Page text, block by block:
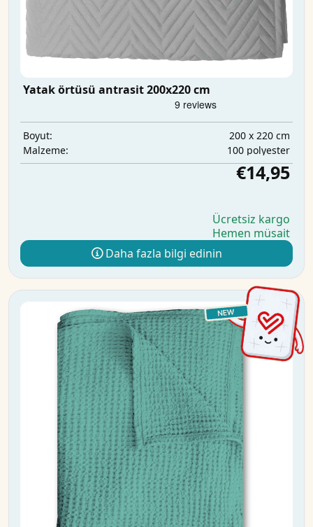
Yatak örtüsü antrasit 200x220 cm
Boyut:
200 x 220 cm
Malzeme:
100 polyester
€14,95
Ücretsiz kargo
Hemen müsait
Daha fazla bilgi edinin